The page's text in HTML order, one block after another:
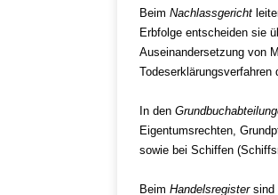
Beim Nachlassgericht
Erbfolge entscheiden sie
Auseinandersetzung von
Todeserklärungsverfahren
In den
Eigentumsrechten,
sowie bei Schiffen
Beim Handelsregister sind